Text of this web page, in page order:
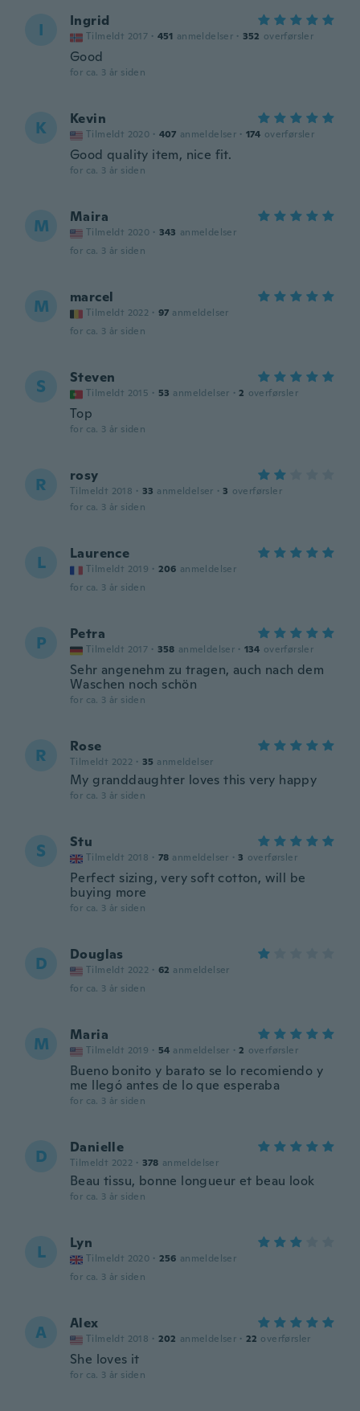
I Ingrid
Tilmeldt 2017 · 451 anmeldelser · 352 overførsler
Good
for ca. 3 år siden
K Kevin
Tilmeldt 2020 · 407 anmeldelser · 174 overførsler
Good quality item, nice fit.
for ca. 3 år siden
M Maira
Tilmeldt 2020 · 343 anmeldelser
for ca. 3 år siden
M marcel
Tilmeldt 2022 · 97 anmeldelser
for ca. 3 år siden
S Steven
Tilmeldt 2015 · 53 anmeldelser · 2 overførsler
Top
for ca. 3 år siden
R rosy
Tilmeldt 2018 · 33 anmeldelser · 3 overførsler
for ca. 3 år siden
L Laurence
Tilmeldt 2019 · 206 anmeldelser
for ca. 3 år siden
P Petra
Tilmeldt 2017 · 358 anmeldelser · 134 overførsler
Sehr angenehm zu tragen, auch nach dem
Waschen noch schön
for ca. 3 år siden
R Rose
Tilmeldt 2022 · 35 anmeldelser
My granddaughter loves this very happy
for ca. 3 år siden
S Stu
Tilmeldt 2018 · 78 anmeldelser · 3 overførsler
Perfect sizing, very soft cotton, will be
buying more
for ca. 3 år siden
D Douglas
Tilmeldt 2022 · 62 anmeldelser
for ca. 3 år siden
M Maria
Tilmeldt 2019 · 54 anmeldelser · 2 overførsler
Bueno bonito y barato se lo recomiendo y
me llegó antes de lo que esperaba
for ca. 3 år siden
D Danielle
Tilmeldt 2022 · 378 anmeldelser
Beau tissu, bonne longueur et beau look
for ca. 3 år siden
L Lyn
Tilmeldt 2020 · 256 anmeldelser
for ca. 3 år siden
A Alex
Tilmeldt 2018 · 202 anmeldelser · 22 overførsler
She loves it
for ca. 3 år siden